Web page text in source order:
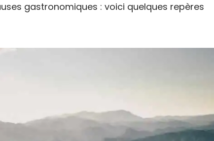
gastronomiques : voici quelques repères